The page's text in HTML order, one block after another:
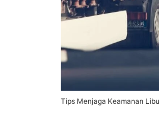
Tips Menjaga Keamanan